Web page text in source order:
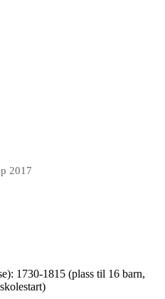
2017
1730-1815 (plass til 16 barn,